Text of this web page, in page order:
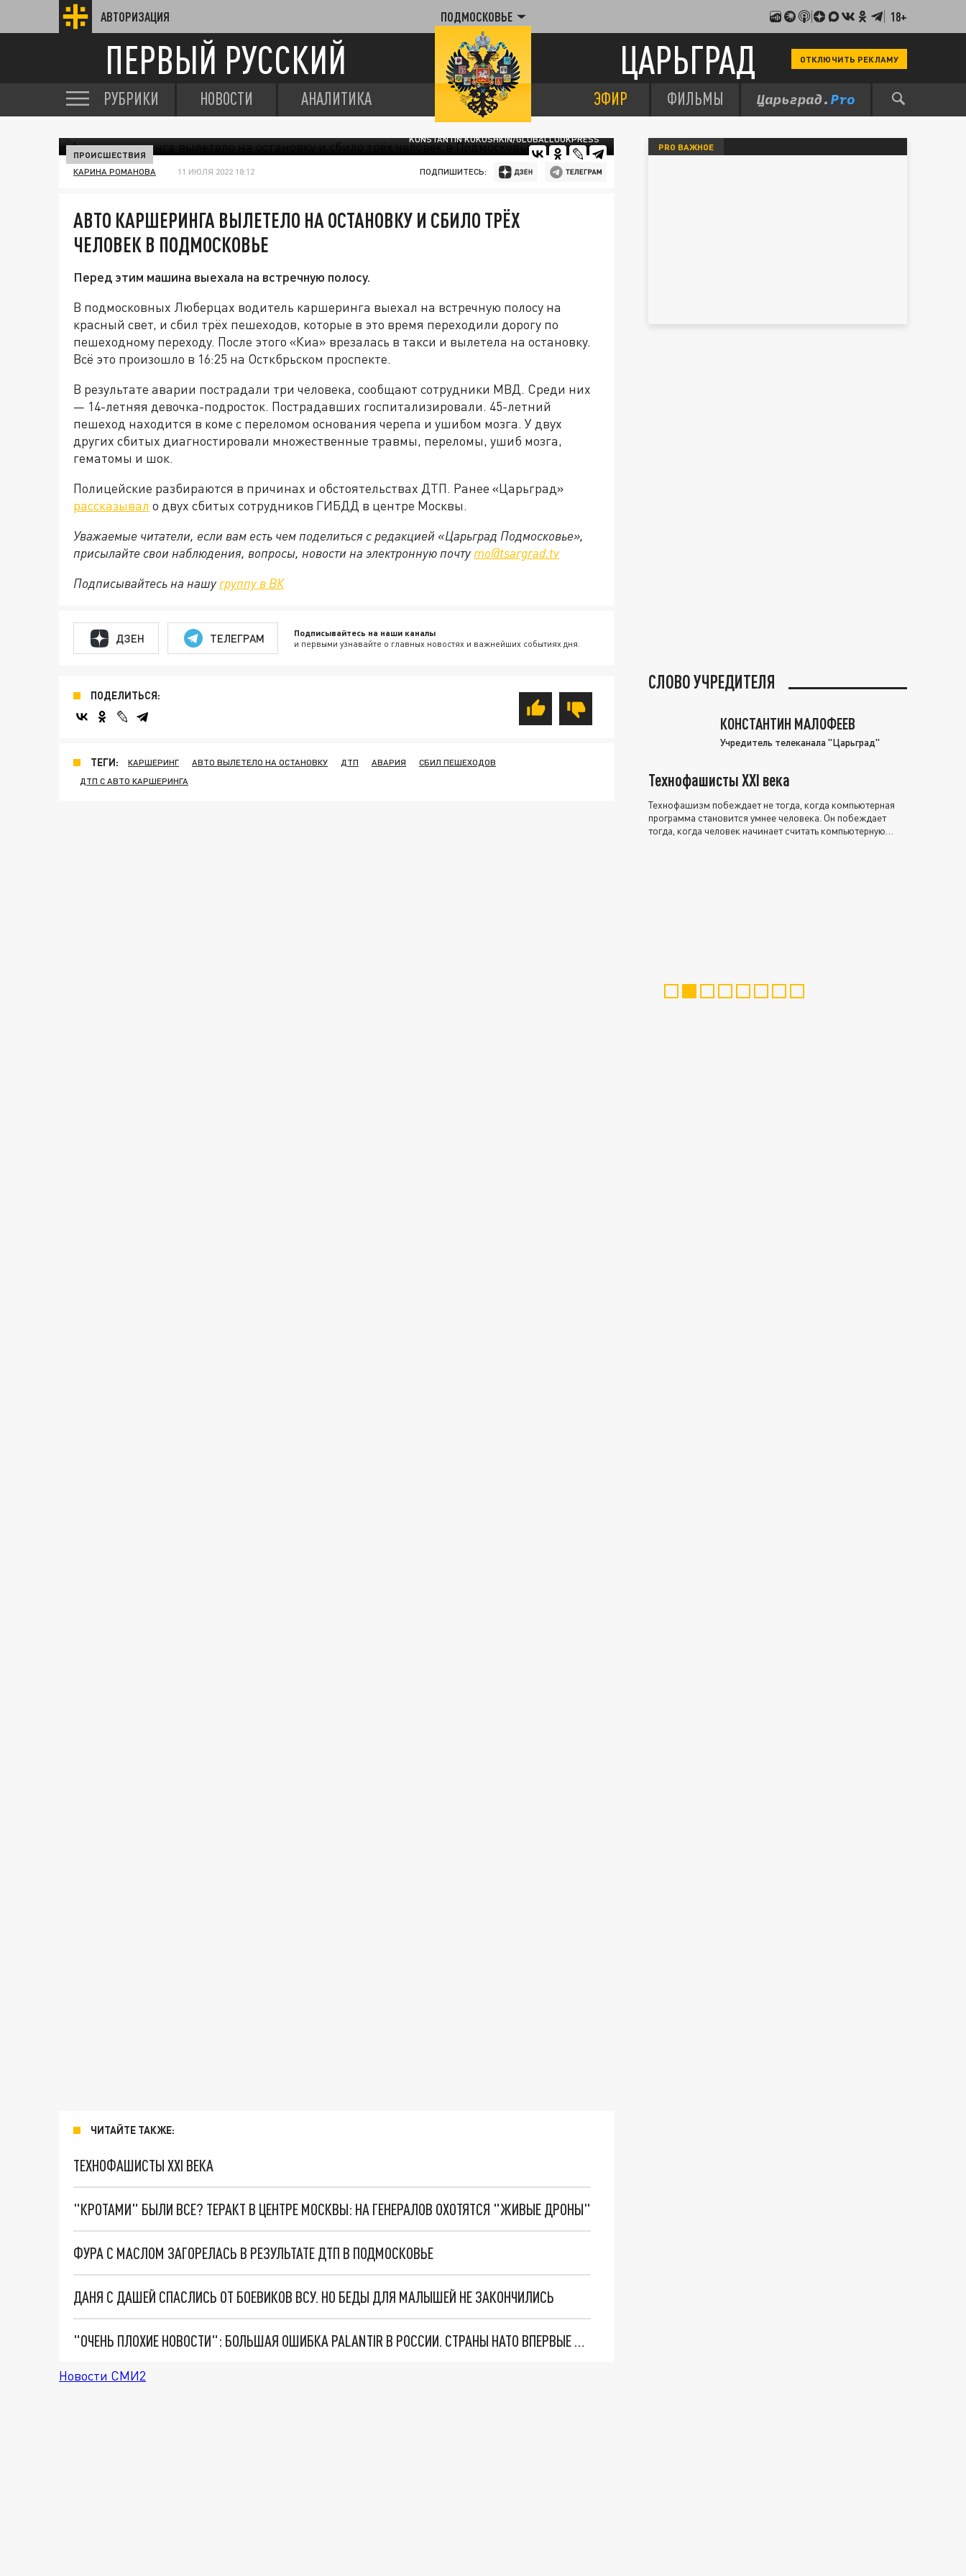
АВТОРИЗАЦИЯ ПОДМОСКОВЬЕ 18+
ПЕРВЫЙ РУССКИЙ ЦАРЬГРАД ОТКЛЮЧИТЬ РЕКЛАМУ
РУБРИКИ НОВОСТИ АНАЛИТИКА ЭФИР ФИЛЬМЫ
KONSTANTIN KOKOSHKIN/GLOBALLOOKPRESS
ПРОИСШЕСТВИЯ
КАРИНА РОМАНОВА 11 ИЮЛЯ 2022 18:12 ПОДПИШИТЕСЬ:
АВТО КАРШЕРИНГА ВЫЛЕТЕЛО НА ОСТАНОВКУ И СБИЛО ТРЁХ
ЧЕЛОВЕК В ПОДМОСКОВЬЕ
Перед этим машина выехала на встречную полосу.
В подмосковных Люберцах водитель каршеринга выехал на встречную полосу на
красный свет, и сбил трёх пешеходов, которые в это время переходили дорогу по
пешеходному переходу. После этого «Киа» врезалась в такси и вылетела на остановку.
Всё это произошло в 16:25 на Осткбрьском проспекте.
В результате аварии пострадали три человека, сообщают сотрудники МВД. Среди них
— 14-летняя девочка-подросток. Пострадавших госпитализировали. 45-летний
пешеход находится в коме с переломом основания черепа и ушибом мозга. У двух
других сбитых диагностировали множественные травмы, переломы, ушиб мозга,
гематомы и шок.
Полицейские разбираются в причинах и обстоятельствах ДТП. Ранее «Царьград»
рассказывал о двух сбитых сотрудников ГИБДД в центре Москвы.
Уважаемые читатели, если вам есть чем поделиться с редакцией «Царьград Подмосковье»,
присылайте свои наблюдения, вопросы, новости на электронную почту mo@tsargrad.tv
Подписывайтесь на нашу группу в ВК
ДЗЕН ТЕЛЕГРАМ Подписывайтесь на наши каналы
и первыми узнавайте о главных новостях и важнейших событиях дня.
ПОДЕЛИТЬСЯ:
ТЕГИ: КАРШЕРИНГ АВТО ВЫЛЕТЕЛО НА ОСТАНОВКУ ДТП АВАРИЯ
СБИЛ ПЕШЕХОДОВ
ДТП С АВТО КАРШЕРИНГА
ЧИТАЙТЕ ТАКЖЕ:
ТЕХНОФАШИСТЫ XXI ВЕКА
"КРОТАМИ" БЫЛИ ВСЕ? ТЕРАКТ В ЦЕНТРЕ МОСКВЫ: НА ГЕНЕРАЛОВ ОХОТЯТСЯ "ЖИВЫЕ ДРОНЫ"
ФУРА С МАСЛОМ ЗАГОРЕЛАСЬ В РЕЗУЛЬТАТЕ ДТП В ПОДМОСКОВЬЕ
ДАНЯ С ДАШЕЙ СПАСЛИСЬ ОТ БОЕВИКОВ ВСУ. НО БЕДЫ ДЛЯ МАЛЫШЕЙ НЕ ЗАКОНЧИЛИСЬ
"ОЧЕНЬ ПЛОХИЕ НОВОСТИ": БОЛЬШАЯ ОШИБКА PALANTIR В РОССИИ. СТРАНЫ НАТО ВПЕРВЫЕ ЗА СВО ОСТАНОВИЛИ ПОСТАВКИ ОРУЖИЯ. ВСУ ТЕРЯЮТ ПРИГРАНИЧЬЕ?
Новости СМИ2
PRO ВАЖНОЕ
СЛОВО УЧРЕДИТЕЛЯ
КОНСТАНТИН МАЛОФЕЕВ
Учредитель телеканала "Царьград"
Технофашисты XXI века
Технофашизм побеждает не тогда, когда компьютерная
программа становится умнее человека. Он побеждает
тогда, когда человек начинает считать компьютерную